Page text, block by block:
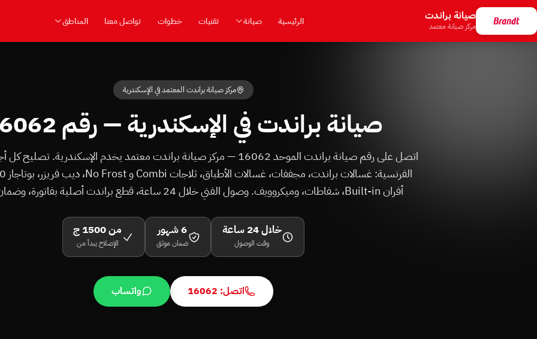
صيانة براندت
مركز صيانة معتمد الرئيسية صيانة تقنيات خطوات تواصل معنا المناطق
مركز صيانة براندت المعتمد في الإسكندرية
صيانة براندت في الإسكندرية — رقم 16062
أفران Built-in، شفاطات، وميكروويف. وصول الفني خلال 24 ساعة، قطع براندت أصلية بفاتورة، وضمان مكتوب.
خلال 24 ساعة
وقت الوصول
6 شهور
ضمان موثق
من 1500 ج
الإصلاح يبدأ من
اتصل: 16062 واتساب